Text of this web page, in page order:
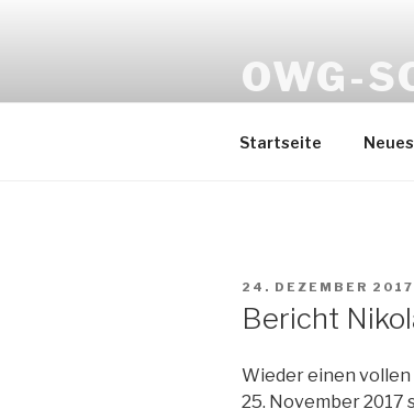
OWG-
Startseite
VERÖFFENTLICHT
24. DEZEMBER 2017
Bericht
Wieder einen
25. November 2017